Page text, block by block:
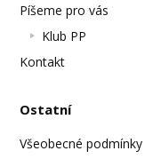
Píšeme pro vás
Klub PP
Kontakt
Ostatní
Všeobecné podmínky